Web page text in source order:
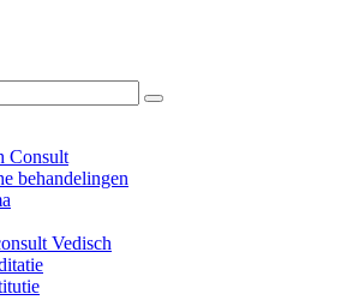
Consult
behandelingen
Vedisch